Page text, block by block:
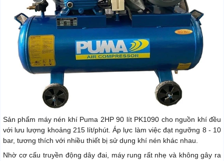
Sản phẩm máy nén khí Puma 2HP 90 lít PK1090 cho nguồn khí đều
với lưu lượng khoảng 215 lít/phút. Áp lực làm việc đạt ngưỡng 8 - 10
bar, tương thích với nhiều thiết bị sử dụng khí nén khác nhau.
Nhờ cơ cấu truyền động dây đai, máy rung rất nhẹ và không gây ra